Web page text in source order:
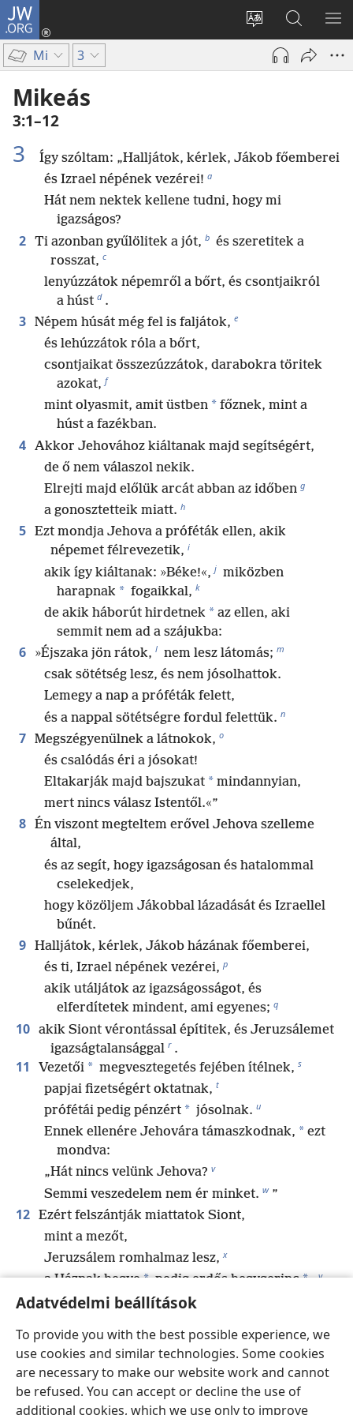
Adatvédelmi beállítások
To provide you with the best possible experience, we
use cookies and similar technologies. Some cookies
are necessary to make our website work and cannot
be refused. You can accept or decline the use of
additional cookies, which we use only to improve
JW.ORG
Oldal
nyelvének
megváltoztatása
Bejelentkezés
(opens
window)
Keresés
a jw.org
honlapon
Mi 3
Mikeás
3:1–12
3
Így szóltam: „Halljátok, kérlek, Jákob főemberei
és Izrael népének vezérei! a
Hát nem nektek kellene tudni, hogy mi
igazságos?
2 Ti azonban gyűlölitek a jót, b és szeretitek a
rosszat, c
lenyúzzátok népemről a bőrt, és csontjaikról
a húst d .
3 Népem húsát még fel is faljátok, e
és lehúzzátok róla a bőrt,
csontjaikat összezúzzátok, darabokra töritek
azokat, f
mint olyasmit, amit üstben * főznek, mint a
húst a fazékban.
4 Akkor Jehovához kiáltanak majd segítségért,
de ő nem válaszol nekik.
Elrejti majd előlük arcát abban az időben g
a gonosztetteik miatt. h
5 Ezt mondja Jehova a próféták ellen, akik
népemet félrevezetik, i
akik így kiáltanak: »Béke!«, j miközben
harapnak * fogaikkal, k
de akik háborút hirdetnek * az ellen, aki
semmit nem ad a szájukba:
6 »Éjszaka jön rátok, l nem lesz látomás; m
csak sötétség lesz, és nem jósolhattok.
Lemegy a nap a próféták felett,
és a nappal sötétségre fordul felettük. n
7 Megszégyenülnek a látnokok, o
és csalódás éri a jósokat!
Eltakarják majd bajszukat * mindannyian,
mert nincs válasz Istentől.«”
8 Én viszont megteltem erővel Jehova szelleme
által,
és az segít, hogy igazságosan és hatalommal
cselekedjek,
hogy közöljem Jákobbal lázadását és Izraellel
bűnét.
9 Halljátok, kérlek, Jákob házának főemberei,
és ti, Izrael népének vezérei, p
akik utáljátok az igazságosságot, és
elferdítetek mindent, ami egyenes; q
10 akik Siont vérontással építitek, és Jeruzsálemet
igazságtalansággal r .
11 Vezetői * megvesztegetés fejében ítélnek, s
papjai fizetségért oktatnak, t
prófétái pedig pénzért * jósolnak. u
Ennek ellenére Jehovára támaszkodnak, * ezt
mondva:
„Hát nincs velünk Jehova? v
Semmi veszedelem nem ér minket. w ”
12 Ezért felszántják miattatok Siont,
mint a mezőt,
Jeruzsálem romhalmaz lesz, x
a Háznak hegye * pedig erdős hegygerinc * . y
Előző Következő